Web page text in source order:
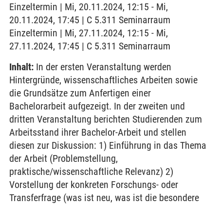
Einzeltermin | Mi, 20.11.2024, 12:15 - Mi,
20.11.2024, 17:45 | C 5.311 Seminarraum
Einzeltermin | Mi, 27.11.2024, 12:15 - Mi,
27.11.2024, 17:45 | C 5.311 Seminarraum
Inhalt: In der ersten Veranstaltung werden
Hintergründe, wissenschaftliches Arbeiten sowie
die Grundsätze zum Anfertigen einer
Bachelorarbeit aufgezeigt. In der zweiten und
dritten Veranstaltung berichten Studierenden zum
Arbeitsstand ihrer Bachelor-Arbeit und stellen
diesen zur Diskussion: 1) Einführung in das Thema
der Arbeit (Problemstellung,
praktische/wissenschaftliche Relevanz) 2)
Vorstellung der konkreten Forschungs- oder
Transferfrage (was ist neu, was ist die besondere